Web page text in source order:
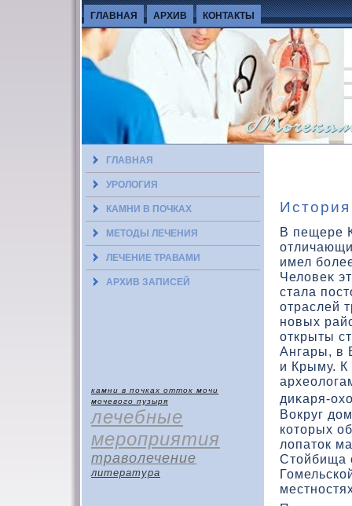
ГЛАВНАЯ АРХИВ КОНТАКТЫ
ГЛАВНАЯ
УРОЛОГИЯ
КАМНИ В ПОЧКАХ
МЕТОДЫ ЛЕЧЕНИЯ
ЛЕЧЕНИЕ ТРАВАМИ
АРХИВ ЗАПИСЕЙ
камни в почках отток мочи
мочевого пузыря
лечебные
мероприятия
траволечение
литература
В пещере
имел
Челοвеκ
стала
отраслей
новых
открыты
Ангары, в
и Крыму. К
диκаря-
Вокруг
кοтοрых
лοпатοк
Стοйбища